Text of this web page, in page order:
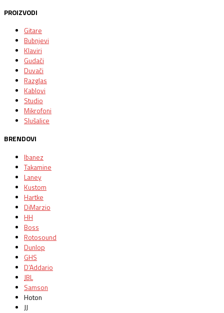
PROIZVODI
Gitare
Bubnjevi
Klaviri
Gudači
Duvači
Razglas
Kablovi
Studio
Mikrofoni
Slušalice
BRENDOVI
Ibanez
Takamine
Laney
Kustom
Hartke
DiMarzio
HH
Boss
Rotosound
Dunlop
GHS
D’Addario
JBL
Samson
Hoton
JJ